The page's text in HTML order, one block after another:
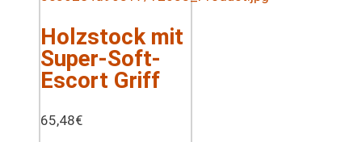
Holzstock mit
Super-Soft-
Escort Griff
65,48€